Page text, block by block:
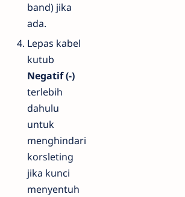
band) jika
ada.
Lepas kabel
kutub
Negatif (-)
terlebih
dahulu
untuk
menghindari
korsleting
jika kunci
menyentuh